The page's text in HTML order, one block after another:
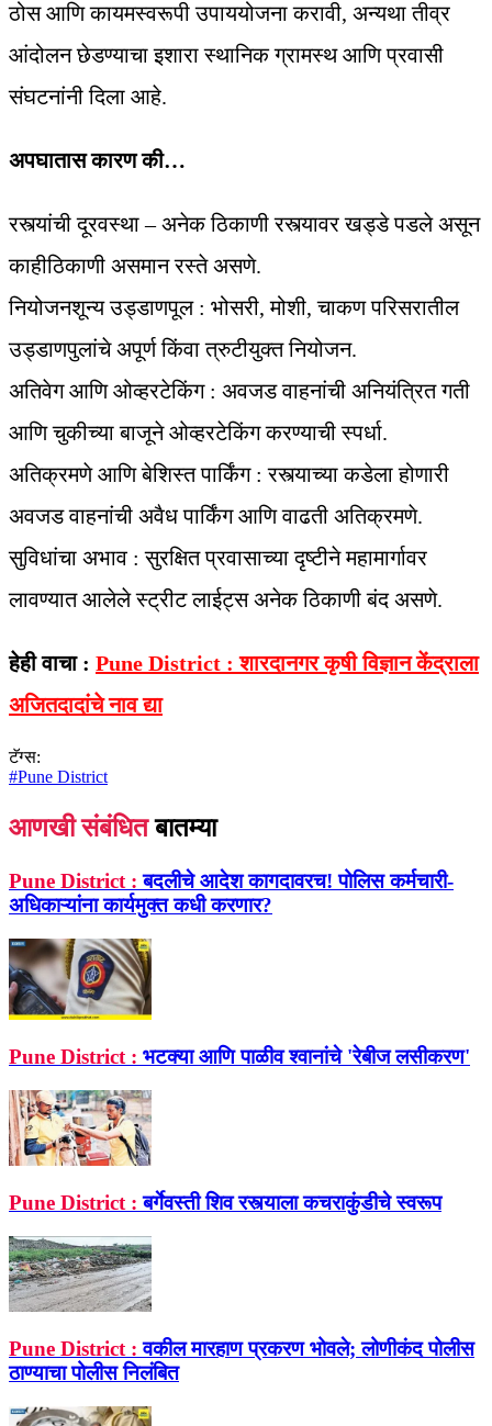
ठोस आणि कायमस्वरूपी उपाययोजना करावी, अन्यथा तीव्र
आंदोलन छेडण्याचा इशारा स्थानिक ग्रामस्थ आणि प्रवासी
संघटनांनी दिला आहे.
अपघातास कारण की…
रस्त्यांची दूरवस्था – अनेक ठिकाणी रस्त्यावर खड्डे पडले असून
काहीठिकाणी असमान रस्ते असणे.
नियोजनशून्य उड्डाणपूल : भोसरी, मोशी, चाकण परिसरातील
उड्डाणपुलांचे अपूर्ण किंवा त्रुटीयुक्त नियोजन.
अतिवेग आणि ओव्हरटेकिंग : अवजड वाहनांची अनियंत्रित गती
आणि चुकीच्या बाजूने ओव्हरटेकिंग करण्याची स्पर्धा.
अतिक्रमणे आणि बेशिस्त पार्किंग : रस्त्याच्या कडेला होणारी
अवजड वाहनांची अवैध पार्किंग आणि वाढती अतिक्रमणे.
सुविधांचा अभाव : सुरक्षित प्रवासाच्या दृष्टीने महामार्गावर
लावण्यात आलेले स्ट्रीट लाईट्स अनेक ठिकाणी बंद असणे.
हेही वाचा : Pune District : शारदानगर कृषी विज्ञान केंद्राला
अजितदादांचे नाव द्या
टॅग्स:
#Pune District
आणखी संबंधित बातम्या
Pune District : बदलीचे आदेश कागदावरच! पोलिस कर्मचारी-
अधिकाऱ्यांना कार्यमुक्त कधी करणार?
Pune District : भटक्या आणि पाळीव श्‍वानांचे 'रेबीज लसीकरण'
Pune District : बर्गेवस्ती शिव रस्त्याला कचराकुंडीचे स्वरूप
Pune District : वकील मारहाण प्रकरण भोवले; लोणीकंद पोलीस
ठाण्याचा पोलीस निलंबित